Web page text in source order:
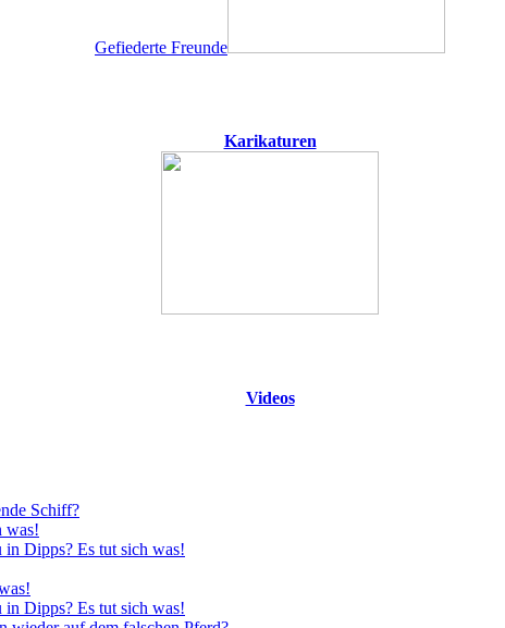
Gefiederte Freunde
Karikaturen
Videos
Schiff?
was!
in Dipps? Es tut sich was!
in Dipps? Es tut sich was!